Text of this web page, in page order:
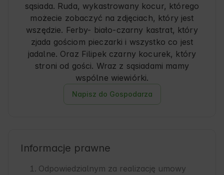
sąsiada. Ruda, wykastrowany kocur, którego
możecie zobaczyć na zdjęciach, który jest
wszędzie. Ferby- biało-czarny kastrat, który
zjada gościom pieczarki i wszystko co jest
jadalne. Oraz Filipek czarny kocurek, który
stroni od gości. Wraz z sąsiadami mamy
wspólne wiewiórki.
Napisz do Gospodarza
Informacje prawne
Odpowiedzialnym za realizację umowy